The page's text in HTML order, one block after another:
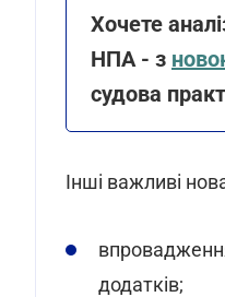
Хочете
НПА - з
судова
Інші важливі
додатків;